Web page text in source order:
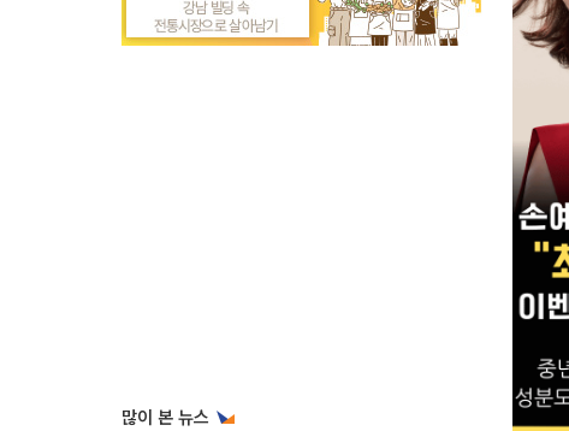
많이 본 뉴스